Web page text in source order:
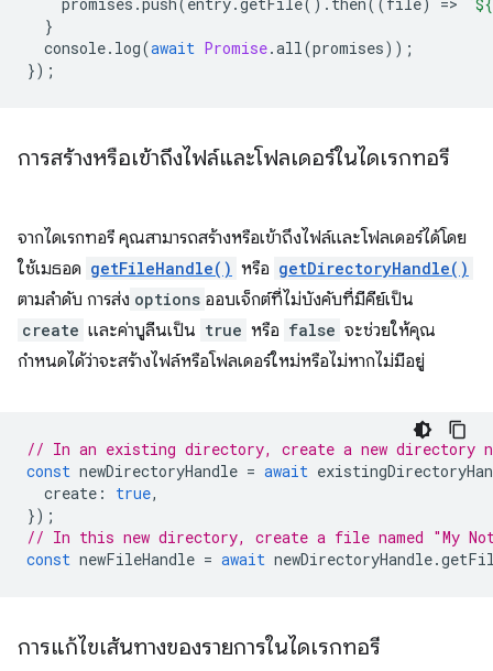
}
console. log(await Promise.all(promises));
});
การสร้างหรือเข้าถึงไฟล์และโฟลเดอร์ในไดเรกทอรี
จากไดเรกทอรี คุณสามารถสร้างหรือเข้าถึงไฟล์และโฟลเดอร์ได้โดย
ใช้เมธอด getFileHandle() หรือ getDirectoryHandle()
ตามลำดับ การส่ง options ออบเจ็กต์ที่ไม่บังคับที่มีคีย์เป็น
create และค่าบูลีนเป็น true หรือ false จะช่วยให้คุณ
กำหนดได้ว่าจะสร้างไฟล์หรือโฟลเดอร์ใหม่หรือไม่หากไม่มีอยู่
// In an existing directory, create a new directory
const newDirectoryHandle = await
create : true,
});
// In this new directory, create a file named "My
const newFileHandle = await newDirectoryHandle.
การแก้ไขเส้นทางของรายการในไดเรกทอรี